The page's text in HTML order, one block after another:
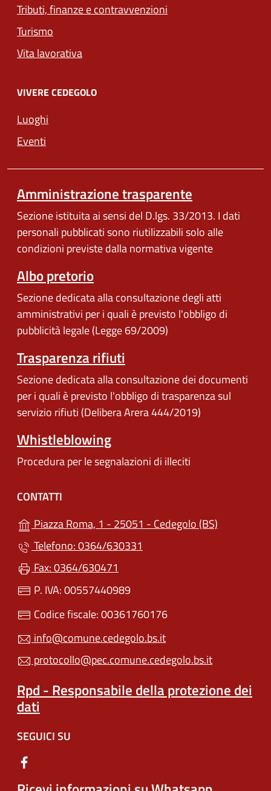
Tributi, finanze e contravvenzioni
Turismo
Vita lavorativa
VIVERE CEDEGOLO
Luoghi
Eventi
Amministrazione trasparente
Sezione istituita ai sensi del D.lgs. 33/2013. I dati
personali pubblicati sono riutilizzabili solo alle
condizioni previste dalla normativa vigente
Albo pretorio
Sezione dedicata alla consultazione degli atti
amministrativi per i quali è previsto l'obbligo di
pubblicità legale (Legge 69/2009)
Trasparenza rifiuti
Sezione dedicata alla consultazione dei documenti
per i quali è previsto l'obbligo di trasparenza sul
servizio rifiuti (Delibera Arera 444/2019)
Whistleblowing
Procedura per le segnalazioni di illeciti
CONTATTI
Piazza Roma, 1 - 25051 - Cedegolo (BS)
Telefono: 0364/630331
Fax: 0364/630471
P. IVA: 00557440989
Codice fiscale: 00361760176
info@comune.cedegolo.bs.it
protocollo@pec.comune.cedegolo.bs.it
Rpd - Responsabile della protezione dei
dati
SEGUICI SU